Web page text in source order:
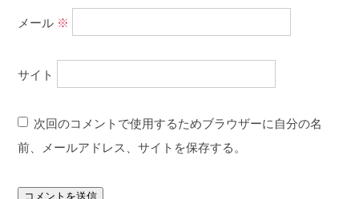
メール ※
サイト
次回のコメントで使用するためブラウザーに自分の名
前、メールアドレス、サイトを保存する。